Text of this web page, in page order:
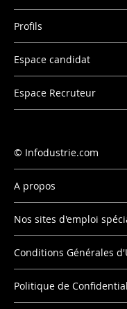
Profils
Espace candidat
Espace Recruteur
Infodustrie.com
A propos
Nos sites d'emploi
Conditions Générales
Politique de